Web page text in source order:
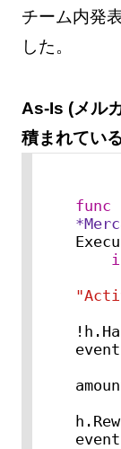
チーム内発
した。
As-Is (メル
積まれてい
func